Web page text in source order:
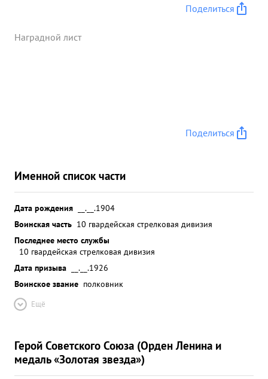
потери противнику: уничтожено: П и от - 30,
подавлено от и ш- 60, минбатаре - 7 уничтожено и
смелость, т. СТУПИН достоин правительственной
Поделиться
Наградной лист
Поделиться
Именной список части
Дата рождения
__.__.1904
Воинская часть 10 гвардейская стрелковая дивизия
Последнее место службы
10 гвардейская стрелковая дивизия
Дата призыва
__.__.1926
Воинское звание полковник
Ещё
Герой Советского Союза (Орден Ленина и
медаль «Золотая звезда»)